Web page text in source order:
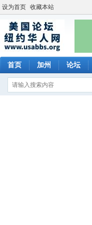
设为首页 收藏本站
首页 加州 论坛